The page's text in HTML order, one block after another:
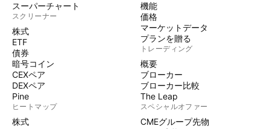
スーパーチャート
スクリーナー
株式
ETF
債券
暗号コイン
CEXペア
DEXペア
Pine
ヒートマップ
株式
機能
価格
マーケットデータ
プランを贈る
トレーディング
概要
ブローカー
ブローカー比較
The Leap
スペシャルオファー
CMEグループ先物